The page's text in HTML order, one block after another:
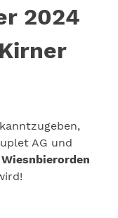
2024
AG und
Wiesnbierorden